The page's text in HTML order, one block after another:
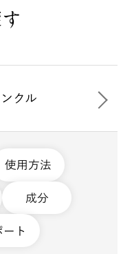
クル
使用方法
成分
ト